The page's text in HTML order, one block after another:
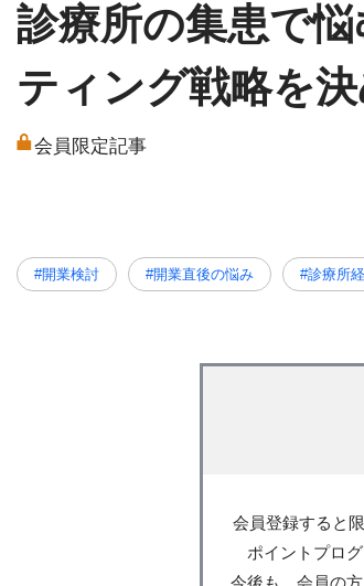
診療所の集患で
ティング戦略を
会員限定記事
#開業検討 #開業直後の悩み #診療所
会員登録すると
ポイントプロ
今後も、会員の